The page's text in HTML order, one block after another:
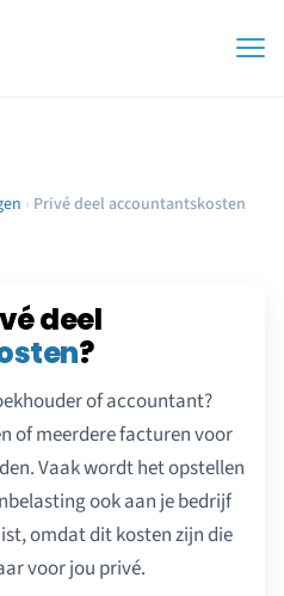
› Privé deel accountantskosten
deel
?
of accountant?
of meerdere facturen voor
Vaak wordt het opstellen
ook aan je bedrijf
omdat dit kosten zijn die
voor jou privé.